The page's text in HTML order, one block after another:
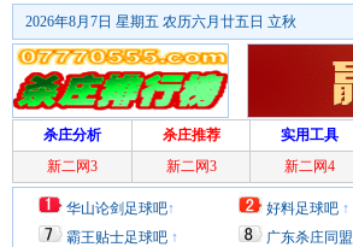
2026年8月7日 星期五 农历六月廿五日 立秋
杀庄分析 杀庄推荐 实用工具
新二网3
新二网3 新二网4
华山论剑足球吧↑
霸王贴士足球吧 ↑
好料足球吧 ↑
广东杀庄同盟